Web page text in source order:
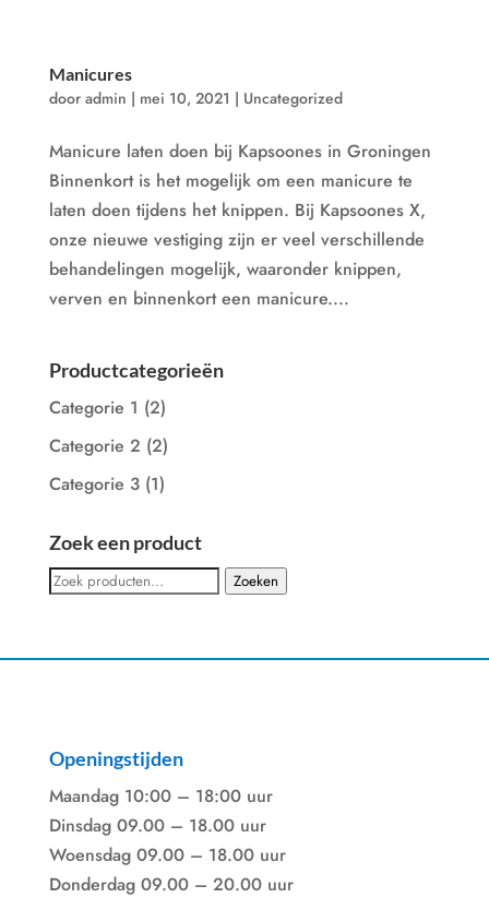
Manicures
door admin | mei 10, 2021 | Uncategorized
Manicure laten doen bij Kapsoones in Groningen
Binnenkort is het mogelijk om een manicure te
laten doen tijdens het knippen. Bij Kapsoones X,
onze nieuwe vestiging zijn er veel verschillende
behandelingen mogelijk, waaronder knippen,
verven en binnenkort een manicure....
Productcategorieën
Categorie 1 (2)
Categorie 2 (2)
Categorie 3 (1)
Zoek een product
Zoeken
Zoeken
Openingstijden
Maandag 10:00 – 18:00 uur
Dinsdag 09.00 – 18.00 uur
Woensdag 09.00 – 18.00 uur
Donderdag 09.00 – 20.00 uur